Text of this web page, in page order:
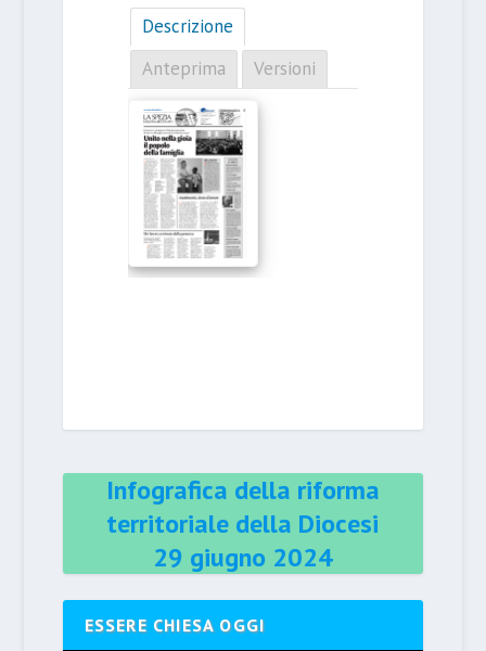
Descrizione
Anteprima
Versioni
Infografica della riforma
territoriale della Diocesi
29 giugno 2024
ESSERE CHIESA OGGI